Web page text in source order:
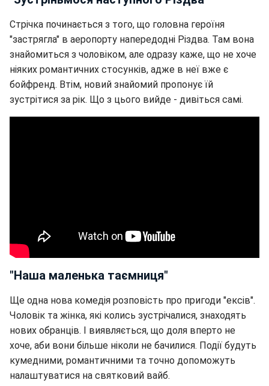
Стрічка починається з того, що головна героїня
"застрягла" в аеропорту напередодні Різдва. Там вона
знайомиться з чоловіком, але одразу каже, що не хоче
ніяких романтичних стосунків, адже в неї вже є
бойфренд. Втім, новий знайомий пропонує їй
зустрітися за рік. Що з цього вийде - дивіться самі.
"Наша маленька таємниця"
Ще одна нова комедія розповість про пригоди "ексів".
Чоловік та жінка, які колись зустрічалися, знаходять
нових обранців. І виявляється, що доля вперто не
хоче, аби вони більше ніколи не бачилися. Події будуть
кумедними, романтичними та точно допоможуть
налаштуватися на святковий вайб.